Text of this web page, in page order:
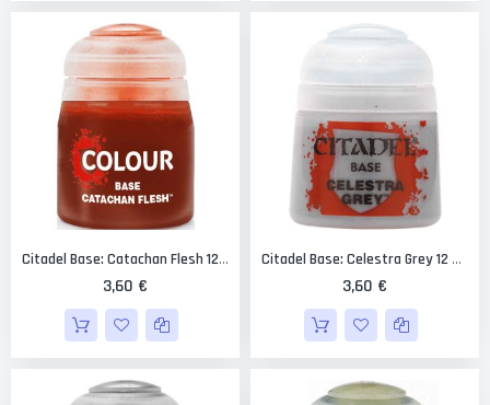
Citadel Base: Catachan Flesh 12 Ml.
3,60 €
Citadel Base: Celestra Grey 12 Ml.
3,60 €